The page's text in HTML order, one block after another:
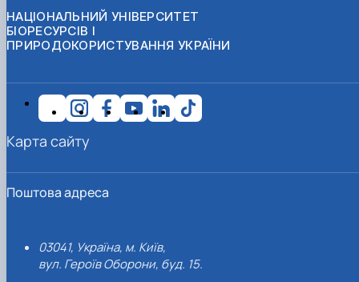
НАЦІОНАЛЬНИЙ УНІВЕРСИТЕТ
БІОРЕСУРСІВ І
ПРИРОДОКОРИСТУВАННЯ УКРАЇНИ
Поштова адреса
03041, Україна, м. Київ,
вул. Героїв Оборони, буд. 15.
Карта сайту